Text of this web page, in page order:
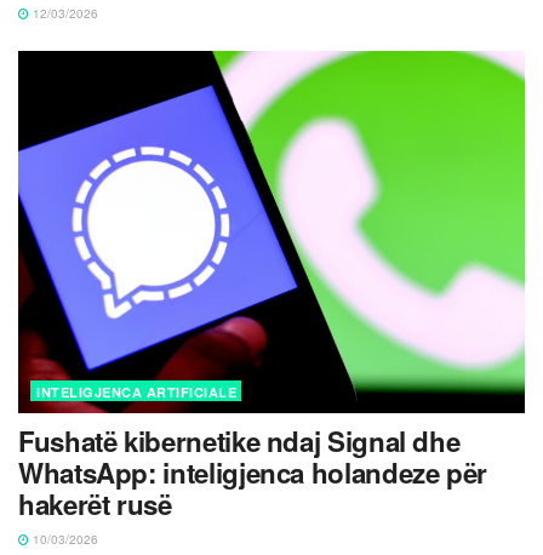
12/03/2026
INTELIGJENCA ARTIFICIALE
Fushatë kibernetike ndaj Signal dhe
WhatsApp: inteligjenca holandeze për
hakerët rusë
10/03/2026